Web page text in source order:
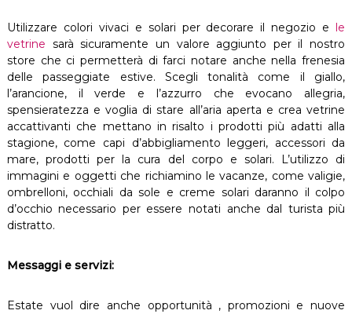
Utilizzare colori vivaci e solari per decorare il negozio e le
vetrine sarà sicuramente un valore aggiunto per il nostro
store che ci permetterà di farci notare anche nella frenesia
delle passeggiate estive. Scegli tonalità come il giallo,
l’arancione, il verde e l’azzurro che evocano allegria,
spensieratezza e voglia di stare all’aria aperta e crea vetrine
accattivanti che mettano in risalto i prodotti più adatti alla
stagione, come capi d’abbigliamento leggeri, accessori da
mare, prodotti per la cura del corpo e solari. L’utilizzo di
immagini e oggetti che richiamino le vacanze, come valigie,
ombrelloni, occhiali da sole e creme solari daranno il colpo
d’occhio necessario per essere notati anche dal turista più
distratto.
Messaggi e servizi:
Estate vuol dire anche opportunità , promozioni e nuove